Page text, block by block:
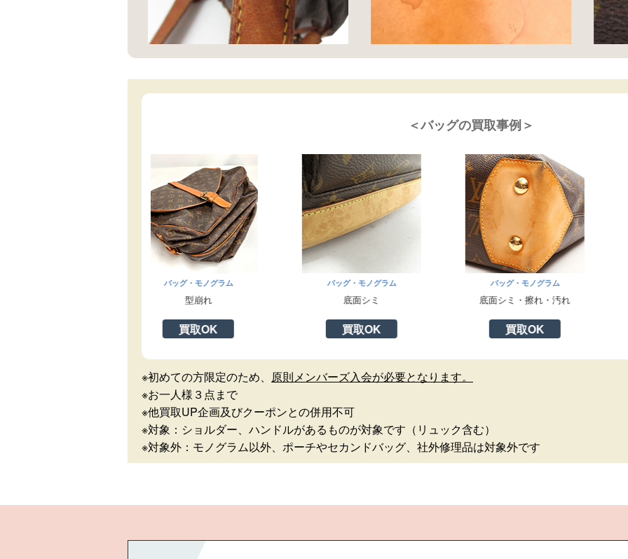
＜バッグの買取事例＞
バッグ・モノグラム バッグ・モノグラム バッグ・モノグラム
底面シミ・擦れ・汚れ
※初めての方限定のため、 原則メンバーズ入会が必要となります。
※お一人様３点まで
※他買取UP企画及びクーポンとの併用不可
※対象：ショルダー、ハンドルがあるものが対象です（リュック含む）
※対象外：モノグラム以外、ポーチやセカンドバッグ、社外修理品は対象外です